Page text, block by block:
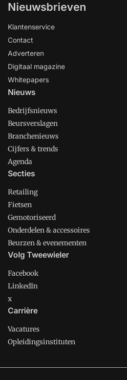
Nieuwsbrieven
Klantenservice
Contact
Adverteren
Digitaal magazine
Whitepapers
Nieuws
Bedrijfsnieuws
Beursverslagen
Branchenieuws
Cijfers & trends
Agenda
Secties
Retailing
Fietsen
Gemotoriseerd
Onderdelen & accessoires
Beurzen & evenementen
Volg Tweewieler
Facebook
LinkedIn
x
Carrière
Vacatures
Opleidingsinstituten